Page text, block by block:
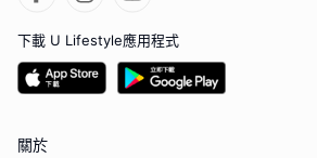
下載 U Lifestyle應用程式
關於